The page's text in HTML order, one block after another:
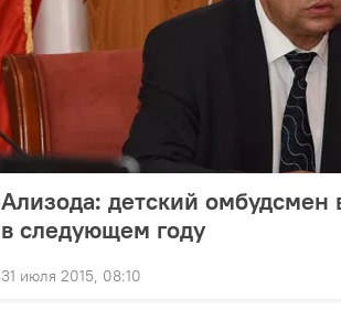
Ализода: детский омбудсмен
в следующем году
31 июля 2015, 08:10